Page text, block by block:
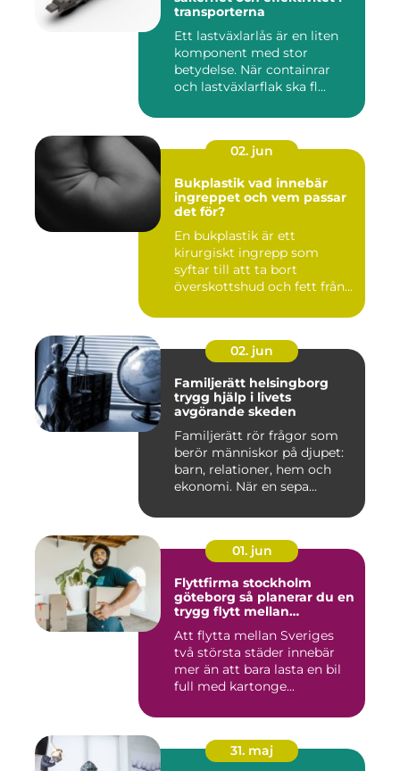
transporterna
Ett lastväxlarlås är en liten
komponent med stor
betydelse. När containrar
och lastväxlarflak ska fl...
02. jun
Bukplastik vad innebär
ingreppet och vem passar
det för?
En bukplastik är ett
kirurgiskt ingrepp som
syftar till att ta bort
överskottshud och fett från
02. jun
Familjerätt helsingborg
trygg hjälp i livets
avgörande skeden
Familjerätt rör frågor som
berör människor på djupet:
barn, relationer, hem och
ekonomi. När en sepa...
01. jun
Flyttfirma stockholm
göteborg så planerar du en
trygg flytt mellan
Att flytta mellan Sveriges
två största städer innebär
mer än att bara lasta en bil
full med kartonge...
31. maj